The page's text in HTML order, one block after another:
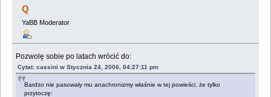
Q
YaBB Moderator
Pozwolę sobie po latach wrócić do:
Cytat: cassini w Stycznia 24, 2006, 04:27:11 pm
Bardzo nie pasowały mu anachronizmy właśnie w tej powieści, że tylko
przytoczę: